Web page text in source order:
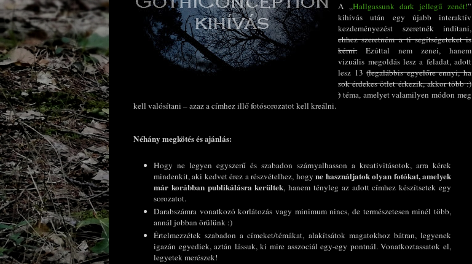
A „Hallgassunk dark jellegű zenét!”
kihívás után egy újabb interaktív
kezdeményezést szeretnék indítani,
ehhez szeretném a ti segítségeteket is
kérni.Ezúttal nem zenei, hanem
vizuális megoldás lesz a feladat, adott
lesz 13(legalábbis egyelőre ennyi, ha
sok érdekes ötlet érkezik, akkor több :)
)téma, amelyet valamilyen módon meg
kell valósítani – azaz a címhez illő fotósorozatot kell kreálni.
Néhány megkötés és ajánlás:
Hogy ne legyen egyszerű és szabadon szárnyalhasson a kreativitásotok, arra kérek
mindenkit, aki kedvet érez a részvételhez, hogyne használjatok olyan fotókat, amelyek
már korábban publikálásra kerültek, hanem tényleg az adott címhez készítsetek egy
sorozatot.
Darabszámra vonatkozó korlátozás vagy minimum nincs, de természetesen minél több,
annál jobban örülünk :)
Értelmezzétek szabadon a címeket/témákat, alakítsátok magatokhoz bátran, legyenek
igazán egyediek, aztán lássuk, ki mire asszociál egy-egy pontnál. Vonatkoztassatok el,
legyetek merészek!